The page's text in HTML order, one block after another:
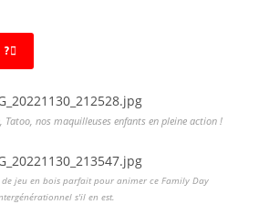
?
Tatoo, nos maquilleuses enfants en pleine action !
jeu en bois parfait pour animer ce Family Day
s'il en est.